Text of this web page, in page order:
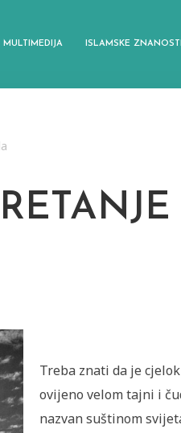
MULTIMEDIJA ISLAMSKE
Treba znati da je
ovijeno velom tajni i
nazvan suštinom